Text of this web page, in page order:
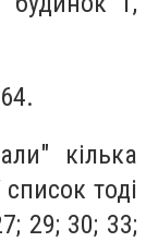
кілька
тоді
29; 30; 33;